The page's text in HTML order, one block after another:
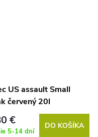
US assault Small
červený 20l
€
5-14 dní
DO KOŠÍKA